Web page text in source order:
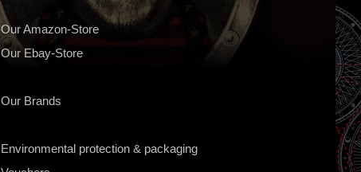
Our Amazon-Store
Our Ebay-Store
Our Brands
Environmental protection & packaging